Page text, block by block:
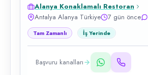
Alanya Konaklamalı Restoran
Antalya Alanya Türkiye
7 gün önce
Tam Zamanlı İş Yerinde
Başvuru kanalları